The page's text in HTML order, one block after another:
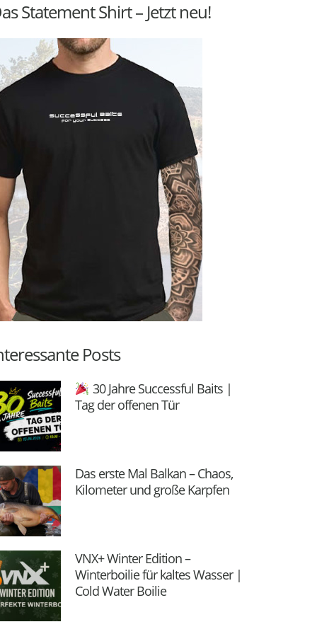
Statement Shirt – Jetzt neu!
Posts
30 Jahre Successful Baits |
Tag der offenen Tür
Das erste Mal Balkan – Chaos,
Kilometer und große Karpfen
VNX+ Winter Edition –
Winterboilie für kaltes Wasser |
Cold Water Boilie